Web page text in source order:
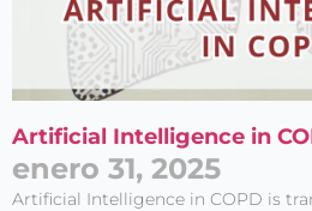
Artificial Intelligence in
enero 31, 2025
Artificial Intelligence in COPD is